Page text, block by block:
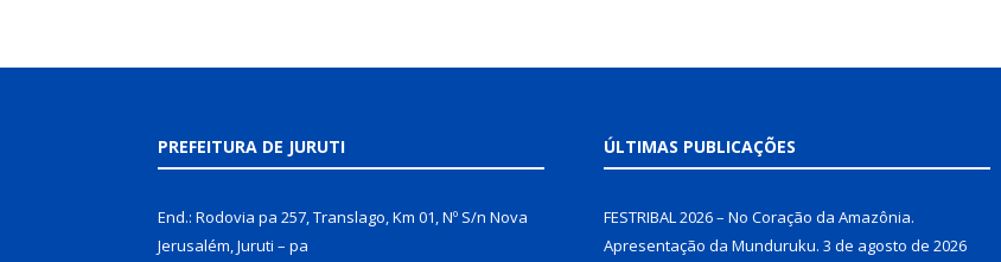
PREFEITURA DE JURUTI
End.: Rodovia pa 257, Translago, Km 01, Nº S/n Nova
Jerusalém, Juruti – pa
ÚLTIMAS PUBLICAÇÕES
FESTRIBAL 2026 – No Coração da Amazônia.
Apresentação da Munduruku. 3 de agosto de 2026